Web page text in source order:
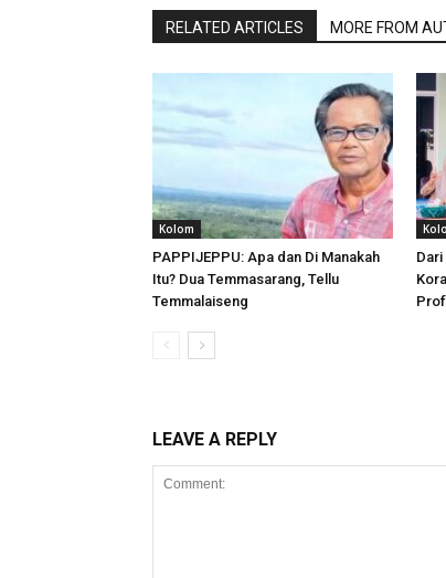
RELATED ARTICLES MORE FROM
Kolom
PAPPIJEPPU: Apa dan Di Manakah
Itu? Dua Temmasarang, Tellu
Temmalaiseng
LEAVE A REPLY